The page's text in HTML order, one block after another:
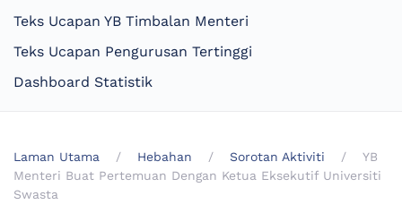
Teks Ucapan YB Timbalan Menteri
Teks Ucapan Pengurusan Tertinggi
Dashboard Statistik
Laman Utama Hebahan Sorotan Aktiviti
YB
Menteri Buat Pertemuan Dengan Ketua Eksekutif Universiti
Swasta